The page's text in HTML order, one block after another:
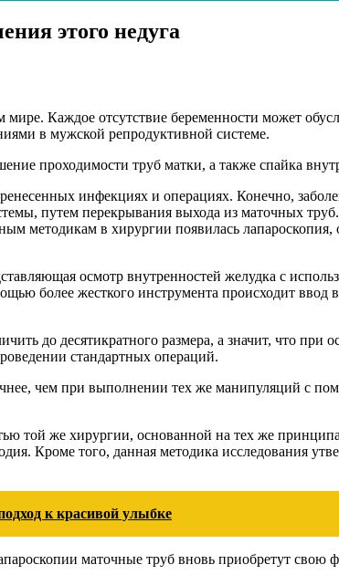
этого недуга
Каждое отсутствие беременности может
в мужской репродуктивной системе.
проходимости труб матки, а также спайка
инфекциях и операциях. Конечно,
путем перекрывания выхода из маточных
методикам в хирургии появилась
осмотр внутренностей желудка с
более жесткого инструмента происходит
до десятикратного размера, а значит, что при
стандартных операций.
чем при выполнении тех же манипуляций с
той же хирургии, основанной на тех же
Кроме того, данная методика исследования
к красивой улыбке
маточные труб вновь приобретут